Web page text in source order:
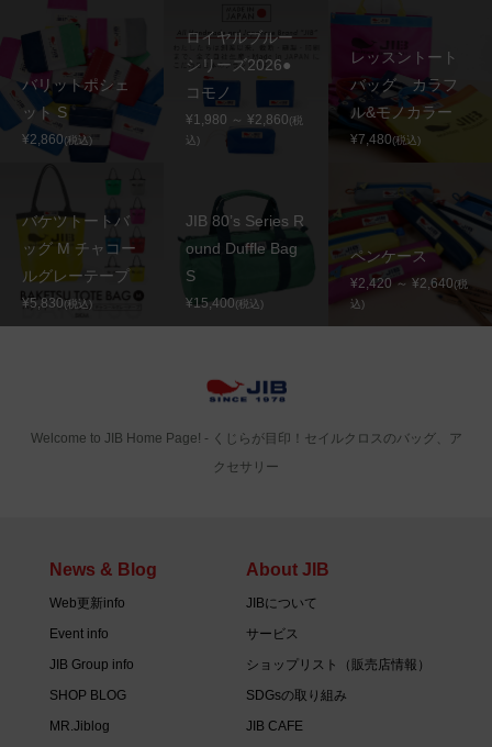
バリットポシェ
ット S
¥2,860(税込)
ロイヤルブルー
シリーズ2026●
コモノ
¥1,980 ～ ¥2,860(税
込)
レッスントート
バッグ カラフ
ル&モノカラー
¥7,480(税込)
バケツトートバ
ッグ M チャコー
ルグレーテープ
¥5,830(税込)
JIB 80’s Series R
ound Duffle Bag
S
¥15,400(税込)
ペンケース
¥2,420 ～ ¥2,640(税
込)
Welcome to JIB Home Page! ‐ くじらが目印！セイルクロスのバッグ、ア
クセサリー
News & Blog
Web更新info
Event info
JIB Group info
SHOP BLOG
MR.Jiblog
About JIB
JIBについて
サービス
ショップリスト（販売店情報）
SDGsの取り組み
JIB CAFE